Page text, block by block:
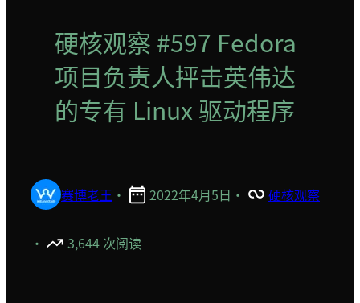
硬核观察 #597 Fedora
项目负责人抨击英伟达
的专有 Linux 驱动程序
赛博老王 · 2022年4月5日 · 硬核观察
· 3,644 次阅读